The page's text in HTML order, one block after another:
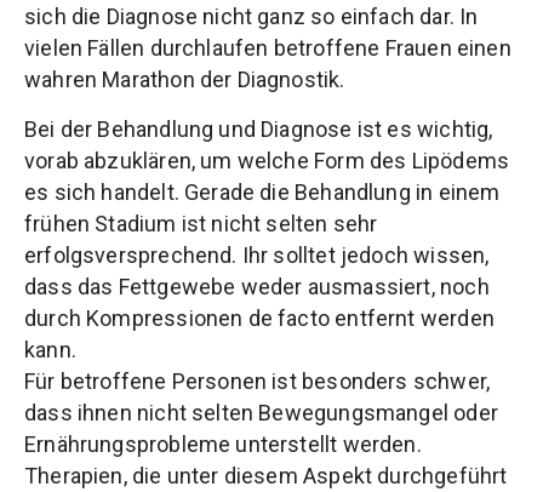
sich die Diagnose nicht ganz so einfach dar. In
vielen Fällen durchlaufen betroffene Frauen einen
wahren Marathon der Diagnostik.
Bei der Behandlung und Diagnose ist es wichtig,
vorab abzuklären, um welche Form des Lipödems
es sich handelt. Gerade die Behandlung in einem
frühen Stadium ist nicht selten sehr
erfolgsversprechend. Ihr solltet jedoch wissen,
dass das Fettgewebe weder ausmassiert, noch
durch Kompressionen de facto entfernt werden
kann.
Für betroffene Personen ist besonders schwer,
dass ihnen nicht selten Bewegungsmangel oder
Ernährungsprobleme unterstellt werden.
Therapien, die unter diesem Aspekt durchgeführt